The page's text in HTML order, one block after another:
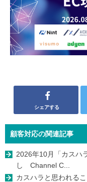
シェアする
顧客対応の関連記事
2026年10月「カスハ
し Channel C...
カスハラと思われる